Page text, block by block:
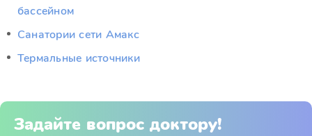
бассейном
Санатории сети Амакс
Термальные источники
Задайте вопрос доктору!